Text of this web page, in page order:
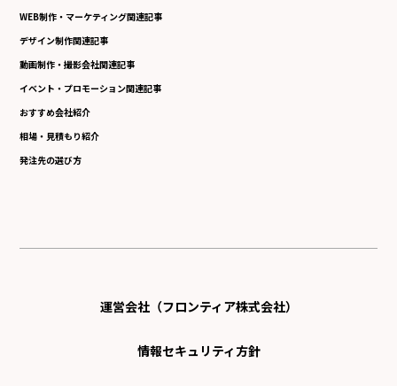
WEB制作・マーケティング関連記事
デザイン制作関連記事
動画制作・撮影会社関連記事
イベント・プロモーション関連記事
おすすめ会社紹介
相場・見積もり紹介
発注先の選び方
運営会社（フロンティア株式会社）
情報セキュリティ方針